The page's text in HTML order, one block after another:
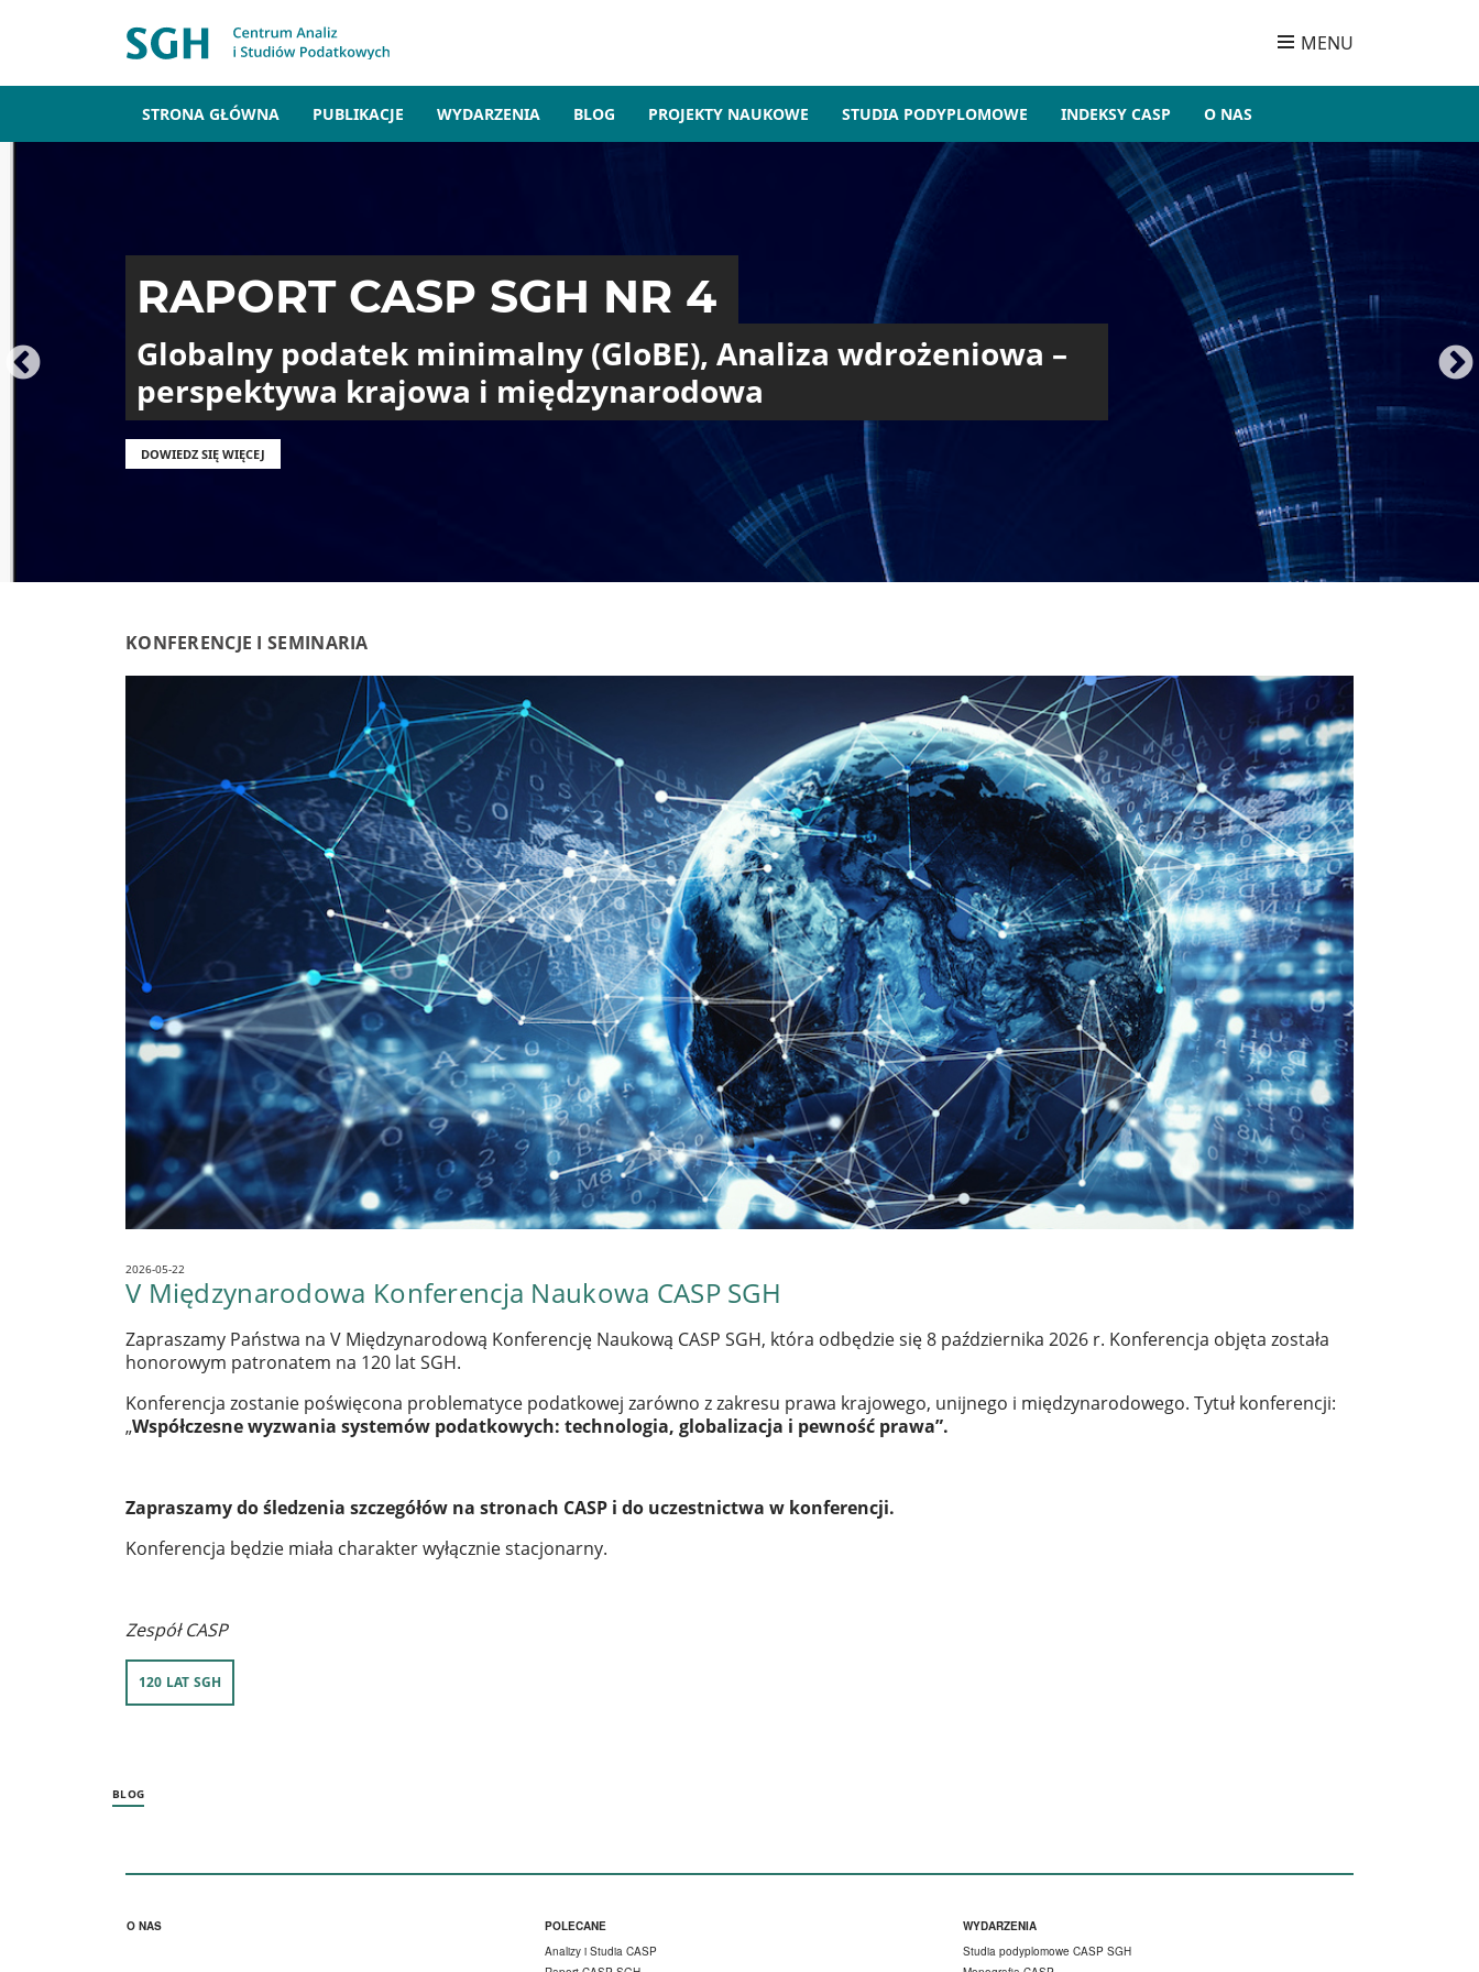
MENU
Główna nawigacja
STRONA GŁÓWNA PUBLIKACJE WYDARZENIA BLOG PROJEKTY NAUKOWE STUDIA PODYPLOMOWE INDEKSY CASP O NAS
RAPORT CASP SGH NR 4
Globalny podatek minimalny (GloBE), Analiza wdrożeniowa –
perspektywa krajowa i międzynarodowa
DOWIEDZ SIĘ WIĘCEJ
KONFERENCJE I SEMINARIA
2026-05-22
V Międzynarodowa Konferencja Naukowa CASP SGH
Zapraszamy Państwa na V Międzynarodową Konferencję Naukową CASP SGH, która odbędzie się 8 października 2026 r. Konferencja objęta została
honorowym patronatem na 120 lat SGH.
Konferencja zostanie poświęcona problematyce podatkowej zarówno z zakresu prawa krajowego, unijnego i międzynarodowego. Tytuł konferencji:
„Współczesne wyzwania systemów podatkowych: technologia, globalizacja i pewność prawa”.
Zapraszamy do śledzenia szczegółów na stronach CASP i do uczestnictwa w konferencji.
Konferencja będzie miała charakter wyłącznie stacjonarny.
Zespół CASP
120 LAT SGH
BLOG
Stopka menu 1
O NAS Stopka menu 2
POLECANE
Analizy i Studia CASP
Stopka menu 3
WYDARZENIA
Studia podyplomowe CASP SGH